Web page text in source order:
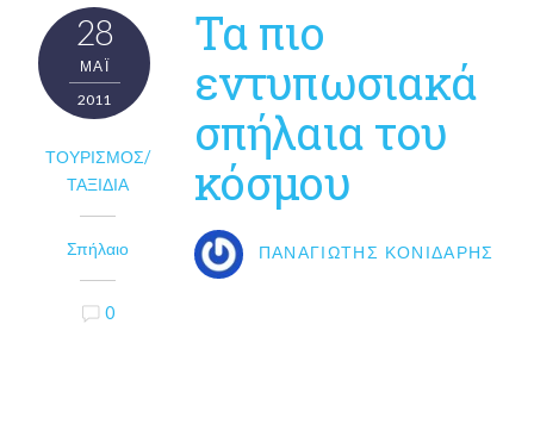
28
ΜΑΪ́
2011
ΤΟΥΡΙΣΜΌΣ/
ΤΑΞΊΔΙΑ
Σπήλαιο
0
Τα πιο
εντυπωσιακά
σπήλαια του
κόσμου
ΠΑΝΑΓΙΏΤΗΣ ΚΟΝΙΔΆΡΗΣ